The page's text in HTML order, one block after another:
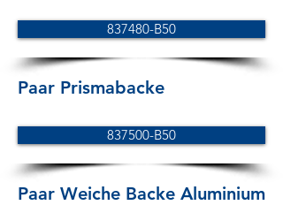
837480-B50
Paar Prismabacke
837500-B50
Paar Weiche Backe Aluminium